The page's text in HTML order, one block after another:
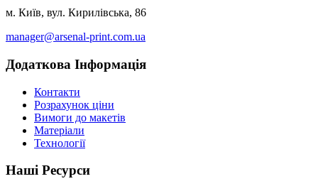
м. Київ, вул. Кирилівська, 86
manager@arsenal-print.com.ua
Додаткова Інформація
Контакти
Розрахунок ціни
Вимоги до макетів
Матеріали
Технології
Наші Ресурси